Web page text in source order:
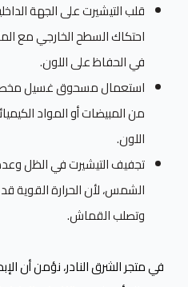
قلب التيشيرت على الجهة
احتكاك السطح الخارجي مع
في الحفاظ على اللون.
استعمال مسحوق غسيل مخصص
من المبيضات أو المواد
اللون.
تجفيف التيشيرت في الظل
الشمس، لأن الحرارة القوية
وتصلب القماش.
في متجر الشرق النادر، نؤمن أن